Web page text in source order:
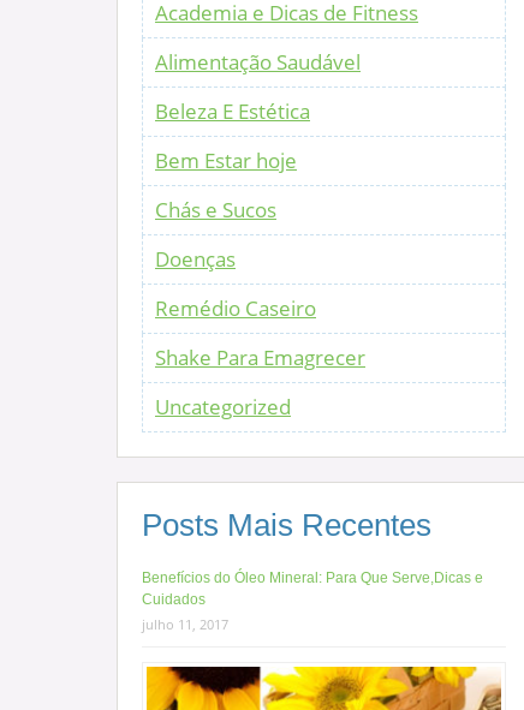
Academia e Dicas de Fitness
Alimentação Saudável
Beleza E Estética
Bem Estar hoje
Chás e Sucos
Doenças
Remédio Caseiro
Shake Para Emagrecer
Uncategorized
Posts Mais Recentes
Benefícios do Óleo Mineral: Para Que Serve,Dicas e
Cuidados
julho 11, 2017